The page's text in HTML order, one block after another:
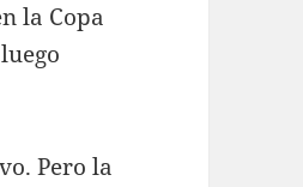
la Copa
Pero la